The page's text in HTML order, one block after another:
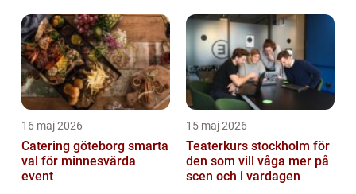
16 maj 2026
Catering göteborg smarta
val för minnesvärda
event
15 maj 2026
Teaterkurs stockholm för
den som vill våga mer på
scen och i vardagen